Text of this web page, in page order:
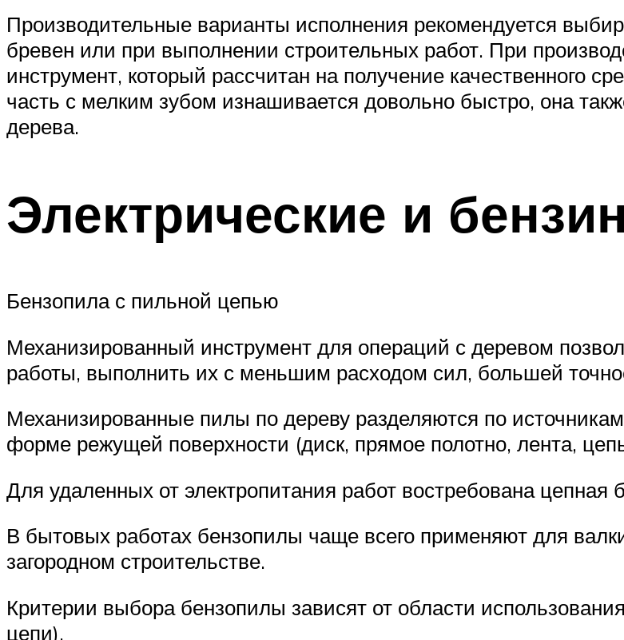
Производительные варианты исполнения рекомендуется
бревен или при выполнении строительных работ. При
инструмент, который рассчитан на получение качественного
часть с мелким зубом изнашивается довольно быстро, она
дерева.
Электрические и
Бензопила с пильной цепью
Механизированный инструмент для операций с деревом
работы, выполнить их с меньшим расходом сил, большей
Механизированные пилы по дереву разделяются по
форме режущей поверхности (диск, прямое полотно, лента,
Для удаленных от электропитания работ востребована цепная
В бытовых работах бензопилы чаще всего применяют для
загородном строительстве.
Критерии выбора бензопилы зависят от области
цепи).